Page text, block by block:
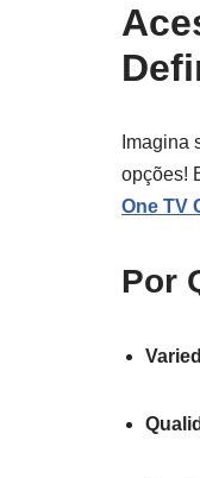
Imagina
opções!
One TV
Por